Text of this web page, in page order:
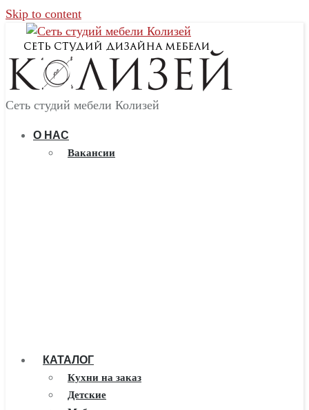
Skip to content
Сеть студий мебели Колизей
О НАС
Вакансии
КАТАЛОГ
Кухни на заказ
Детские